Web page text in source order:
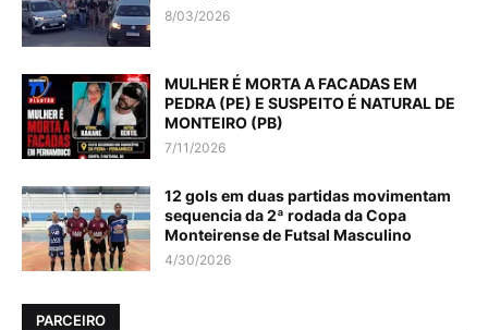
8/03/2026
MULHER É MORTA A FACADAS EM
PEDRA (PE) E SUSPEITO É NATURAL DE
MONTEIRO (PB)
7/11/2026
12 gols em duas partidas movimentam
sequencia da 2ª rodada da Copa
Monteirense de Futsal Masculino
4/30/2026
PARCEIRO